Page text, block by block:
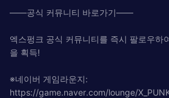
——공식 커뮤니티 바로가기——
엑스펑크 공식 커뮤니티를 즉시 팔로우하
을 획득!
※네이버 게임라운지:
https://game.naver.com/lounge/